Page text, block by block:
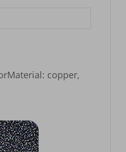
copper,